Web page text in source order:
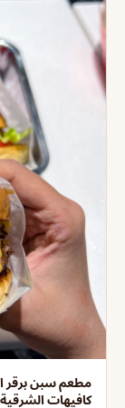
مطعم سبن برقر
كافيهات الشرقية